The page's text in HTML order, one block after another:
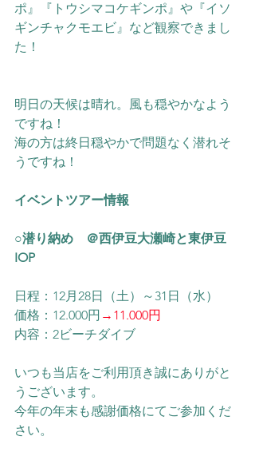
ポ』
『トウシマコケギンポ』や 『イソ
ギンチャクモエビ』 など観察できまし
た！
明日の天候は晴れ。風も穏やかなよう
ですね！
海の方は終日穏やかで問題なく潜れそ
うですね！
イベントツアー情報
○潜り納め　＠西伊豆大瀬崎と東伊豆
IOP
日程：12月28日（土）～31日（水）
価格：12.000円 →11.000円
内容：2ビーチダイブ
いつも当店をご利用頂き誠にありがと
うございます。
今年の年末も感謝価格にてご参加くだ
さい。